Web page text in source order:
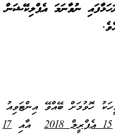
ނުވާނަމަ އެޕްލިކޭޝަން
ހޮވުމަށް ބޭއްވޭ އިންޓަވިއު
15 އެޕްރީލް 2018 އާއި 17